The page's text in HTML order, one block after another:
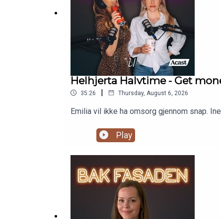
Helhjerta Halvtime - Get
35:26 | Thursday, August 6, 2026
Emilia vil ikke ha omsorg gjennom snap.
Play